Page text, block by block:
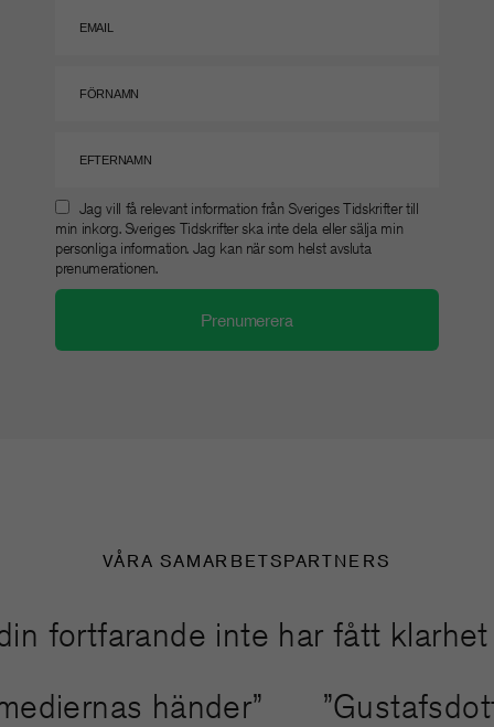
Jag vill få relevant information från Sveriges Tidskrifter till
min inkorg. Sveriges Tidskrifter ska inte dela eller sälja min
personliga information. Jag kan när som helst avsluta
prenumerationen.
VÅRA SAMARBETSPARTNERS
fortfarande inte har fått klarhet i
händer”